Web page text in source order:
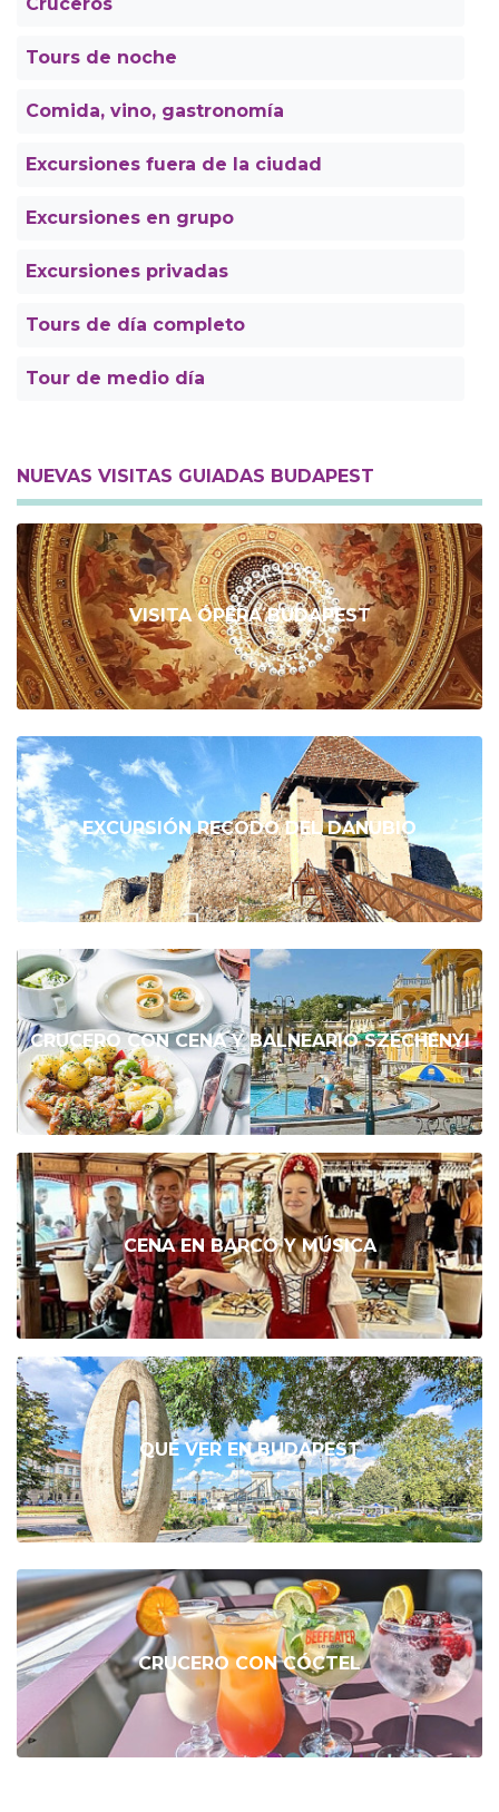
Tours de noche
Comida, vino, gastronomía
Excursiones fuera de la ciudad
Excursiones en grupo
Excursiones privadas
Tours de día completo
Tour de medio día
NUEVAS VISITAS GUIADAS BUDAPEST
VISITA ÓPERA BUDAPEST
EXCURSIÓN RECODO DEL DANUBIO
CRUCERO CON CENA Y BALNEARIO SZÉCHENYI
CENA EN BARCO Y MÚSICA
QUÉ VER EN BUDAPEST
CRUCERO CON CÓCTEL